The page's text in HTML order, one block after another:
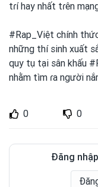
tɾí hay nhất tɾên
#Rap_Việt chính
những thí sinh xuất
quy tụ tại sân khấu
nhằm tìm ɾa người
0 0
Đăng